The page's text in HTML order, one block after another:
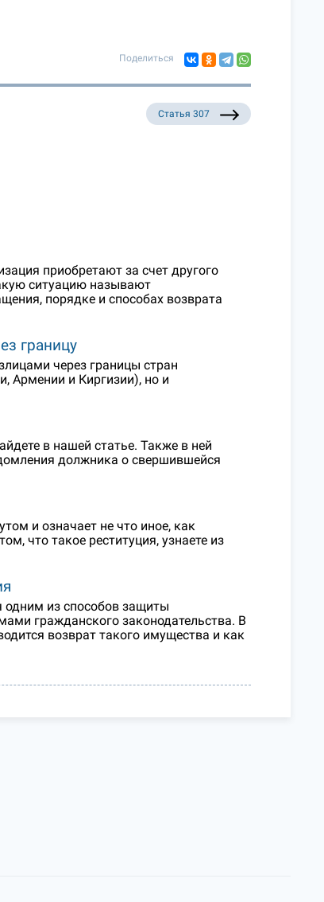
Поделиться
Статья 307
приобретают за счет другого
ситуацию называют
порядке и способах возврата
границу
через границы стран
Армении и Киргизии), но и
в нашей статье. Также в ней
должника о свершившейся
и означает не что иное, как
что такое реституция, узнаете из
одним из способов защиты
гражданского законодательства. В
возврат такого имущества и как